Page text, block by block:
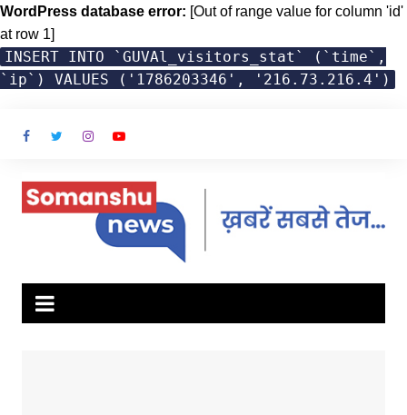
WordPress database error: [Out of range value for column 'id'
at row 1]
INSERT INTO `GUVAl_visitors_stat` (`time`,
`ip`) VALUES ('1786203346', '216.73.216.4')